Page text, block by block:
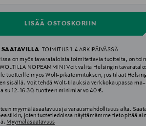
LISÄÄ OSTOSKORIIN
TOIMITUS 1-4 ARKIPÄIVÄSSÄ
on myös tavarataloista toimitettavia tuotteita, on
NOPEAMMIN! Voit valita Helsingin
tuotteille myös Wolt-pikatoimituksen, jos tilaat
sisällä. Voit tehdä Wolt-tilauksia verkkokaupassa
ja su 12–16.30, tuotteen minimiarvo 40 €.
myymäläsaatavuus ja varausmahdollisuus alta.
joten tuotetiedoissa näyttämämme tieto pitää
Myymäläsaatavuus